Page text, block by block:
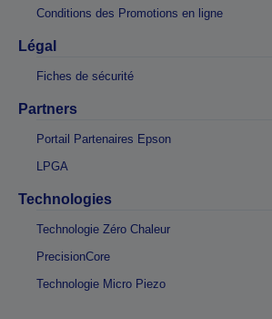
Conditions des Promotions en ligne
Légal
Fiches de sécurité
Partners
Portail Partenaires Epson
LPGA
Technologies
Technologie Zéro Chaleur
PrecisionCore
Technologie Micro Piezo